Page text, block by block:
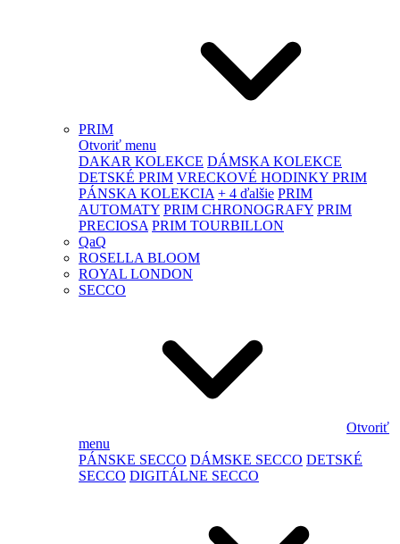
PRIM
Otvoriť menu
DAKAR KOLEKCE DÁMSKA KOLEKCE
DETSKÉ PRIM VRECKOVÉ HODINKY PRIM
PÁNSKA KOLEKCIA + 4 ďalšie PRIM
AUTOMATY PRIM CHRONOGRAFY PRIM
PRECIOSA PRIM TOURBILLON
QaQ
ROSELLA BLOOM
ROYAL LONDON
SECCO
Otvoriť
menu
PÁNSKE SECCO DÁMSKE SECCO DETSKÉ
SECCO DIGITÁLNE SECCO